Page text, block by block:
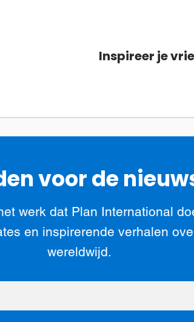
Inspireer je
voor de
werk dat Plan International
en inspirerende verhalen
wereldwijd.